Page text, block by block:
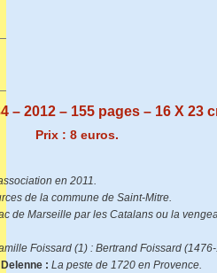
– 2012 – 155 pages – 16 X 23
Prix : 8 euros.
en 2011.
de la commune de Saint-Mitre.
de Marseille par les Catalans ou la
Foissard (1) : Bertrand Foissard
: La peste de 1720 en Provence.